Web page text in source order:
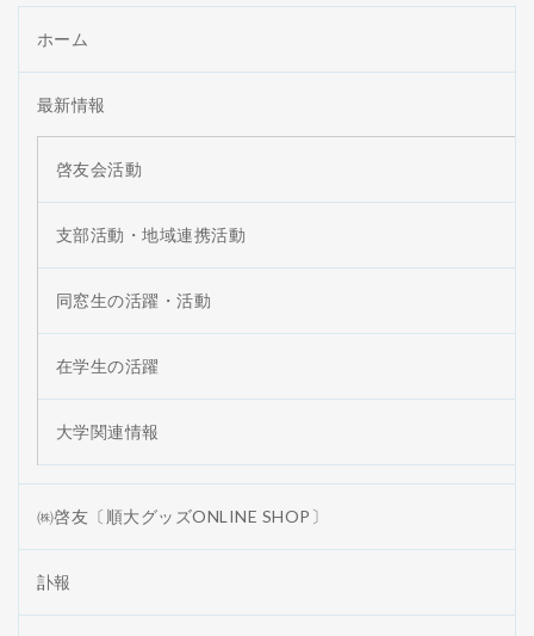
ホーム
最新情報
啓友会活動
支部活動・地域連携活動
同窓生の活躍・活動
在学生の活躍
大学関連情報
㈱啓友〔順大グッズONLINE SHOP〕
訃報